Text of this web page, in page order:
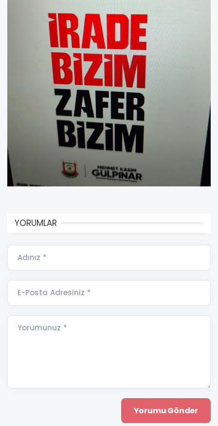
YORUMLAR
Adınız *
E-Posta Adresiniz *
Yorumunuz *